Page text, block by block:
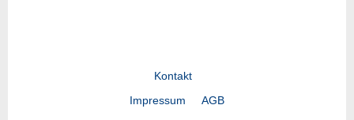
Kontakt
Impressum
AGB